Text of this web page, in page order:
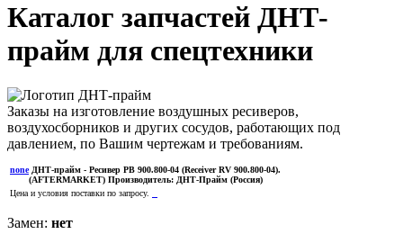
Каталог запчастей ДНТ-
прайм для спецтехники
Заказы на изготовление воздушных ресиверов,
воздухосборников и других сосудов, работающих под
давлением, по Вашим чертежам и требованиям.
none ДНТ-прайм - Ресивер РВ 900.800-04 (Receiver RV 900.800-04).
(AFTERMARKET)Производитель: ДНТ-Прайм (Россия)
Цена и условия поставки по запросу.
Замен: нет